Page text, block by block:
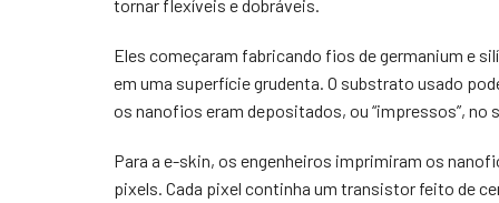
tornar flexíveis e dobráveis.
Eles começaram fabricando fios de germanium e
em uma superfície grudenta. O substrato usado
os nanofios eram depositados, ou “impressos”, no
Para a e-skin, os engenheiros imprimiram os
pixels. Cada pixel continha um transistor feito de